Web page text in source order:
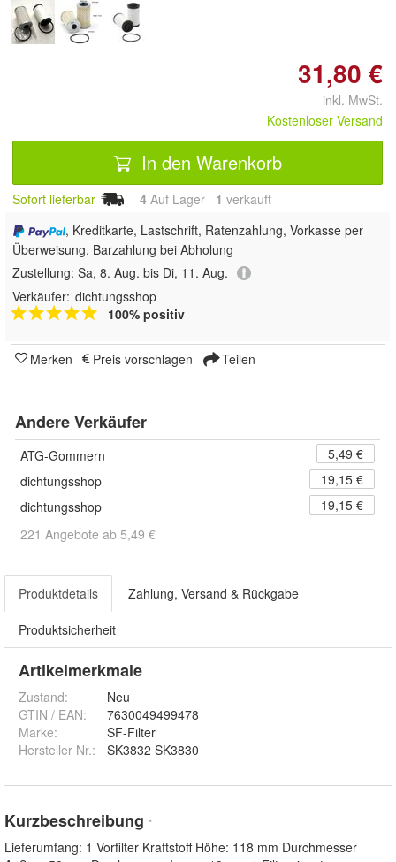
31,80 €
inkl. MwSt.
Kostenloser Versand
In den Warenkorb
Sofort lieferbar 4 Auf Lager 1 verkauft
, Kreditkarte, Lastschrift, Ratenzahlung, Vorkasse per
Überweisung, Barzahlung bei Abholung
Zustellung: Sa, 8. Aug. bis Di, 11. Aug.
Verkäufer: dichtungsshop
100% positiv
Merken Preis vorschlagen Teilen
Andere Verkäufer
ATG-Gommern
5,49 €
dichtungsshop
19,15 €
dichtungsshop
19,15 €
221 Angebote ab 5,49 €
Produktdetails Zahlung, Versand & Rückgabe
Produktsicherheit
Artikelmerkmale
Zustand:
Neu
GTIN / EAN:
7630049499478
Marke:
SF-Filter
Hersteller Nr.:
SK3832 SK3830
Kurzbeschreibung *
Lieferumfang: 1 Vorfilter Kraftstoff Höhe: 118 mm Durchmesser